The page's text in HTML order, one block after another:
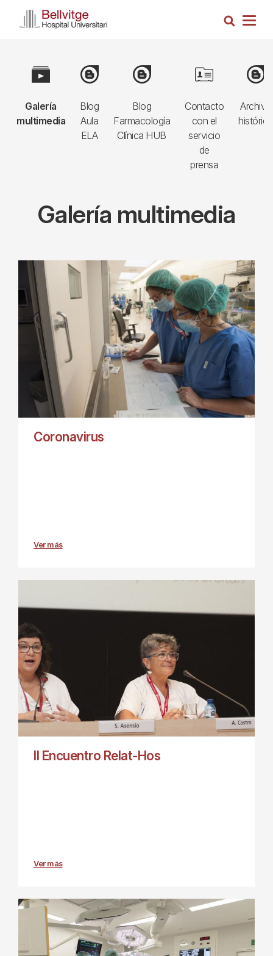
Busca
Navegació
principal
3rGalería
multimedia
Image
Blog
Aula
ELA
Image
Blog
Farmacología
Clínica HUB
Image
Contacto
con el
servicio
de
prensa
Image
Archivo
histórico
Image
Galería multimedia
Coronavirus
Ver más
II Encuentro Relat-Hos
Ver más